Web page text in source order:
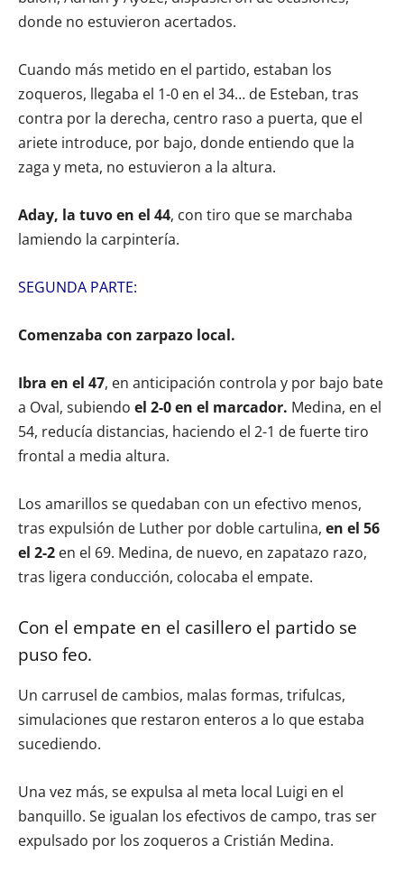
donde no estuvieron acertados.
Cuando más metido en el partido, estaban los
zoqueros, llegaba el 1-0 en el 34… de Esteban, tras
contra por la derecha, centro raso a puerta, que el
ariete introduce, por bajo, donde entiendo que la
zaga y meta, no estuvieron a la altura.
Aday, la tuvo en el 44, con tiro que se marchaba
lamiendo la carpintería.
SEGUNDA PARTE:
Comenzaba con zarpazo local.
Ibra en el 47, en anticipación controla y por bajo bate
a Oval, subiendo el 2-0 en el marcador. Medina, en el
54, reducía distancias, haciendo el 2-1 de fuerte tiro
frontal a media altura.
Los amarillos se quedaban con un efectivo menos,
tras expulsión de Luther por doble cartulina, en el 56
el 2-2 en el 69. Medina, de nuevo, en zapatazo razo,
tras ligera conducción, colocaba el empate.
Con el empate en el casillero el partido se
puso feo.
Un carrusel de cambios, malas formas, trifulcas,
simulaciones que restaron enteros a lo que estaba
sucediendo.
Una vez más, se expulsa al meta local Luigi en el
banquillo. Se igualan los efectivos de campo, tras ser
expulsado por los zoqueros a Cristián Medina.